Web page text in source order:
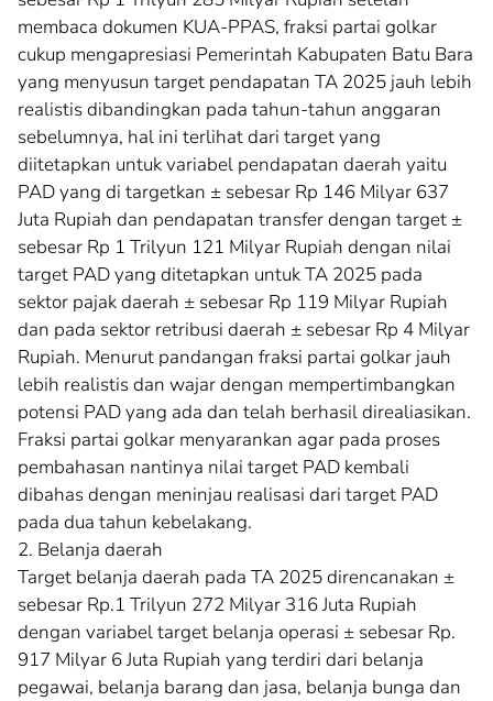
membaca dokumen KUA-PPAS, fraksi partai golkar
cukup mengapresiasi Pemerintah Kabupaten Batu Bara
yang menyusun target pendapatan TA 2025 jauh lebih
realistis dibandingkan pada tahun-tahun anggaran
sebelumnya, hal ini terlihat dari target yang
diitetapkan untuk variabel pendapatan daerah yaitu
PAD yang di targetkan ± sebesar Rp 146 Milyar 637
Juta Rupiah dan pendapatan transfer dengan target ±
sebesar Rp 1 Trilyun 121 Milyar Rupiah dengan nilai
target PAD yang ditetapkan untuk TA 2025 pada
sektor pajak daerah ± sebesar Rp 119 Milyar Rupiah
dan pada sektor retribusi daerah ± sebesar Rp 4 Milyar
Rupiah. Menurut pandangan fraksi partai golkar jauh
lebih realistis dan wajar dengan mempertimbangkan
potensi PAD yang ada dan telah berhasil direaliasikan.
Fraksi partai golkar menyarankan agar pada proses
pembahasan nantinya nilai target PAD kembali
dibahas dengan meninjau realisasi dari target PAD
pada dua tahun kebelakang.
2. Belanja daerah
Target belanja daerah pada TA 2025 direncanakan ±
sebesar Rp.1 Trilyun 272 Milyar 316 Juta Rupiah
dengan variabel target belanja operasi ± sebesar Rp.
917 Milyar 6 Juta Rupiah yang terdiri dari belanja
pegawai, belanja barang dan jasa, belanja bunga dan